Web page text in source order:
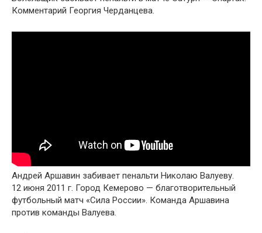
Комментарий Георгия Черданцева.
Андрей Аршавин забивает пенальти Николаю Валуеву.
12 июня 2011 г. Город Кемерово — благотворительный
футбольный матч «Сила России». Команда Аршавина
против команды Валуева.